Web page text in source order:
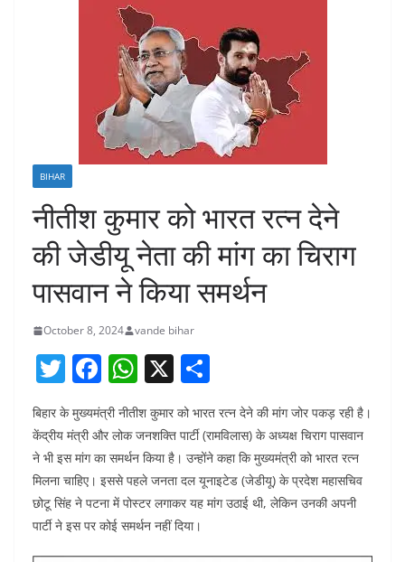
BIHAR
नीतीश कुमार को भारत रत्न देने
की जेडीयू नेता की मांग का चिराग
पासवान ने किया समर्थन
October 8, 2024 vande bihar
T
itt
er
F
a
c
e
b
o
o
W
at
s
A
p
p
X
ar
e
बिहार के मुख्यमंत्री नीतीश कुमार को भारत रत्न देने की मांग जोर पकड़ रही है।
केंद्रीय मंत्री और लोक जनशक्ति पार्टी (रामविलास) के अध्यक्ष चिराग पासवान
ने भी इस मांग का समर्थन किया है। उन्होंने कहा कि मुख्यमंत्री को भारत रत्न
मिलना चाहिए। इससे पहले जनता दल यूनाइटेड (जेडीयू) के प्रदेश महासचिव
छोटू सिंह ने पटना में पोस्टर लगाकर यह मांग उठाई थी, लेकिन उनकी अपनी
पार्टी ने इस पर कोई समर्थन नहीं दिया।